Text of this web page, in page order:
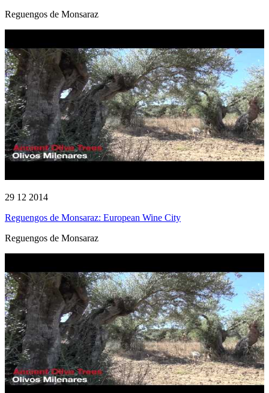
Reguengos de Monsaraz
29 12 2014
Reguengos de Monsaraz: European Wine City
Reguengos de Monsaraz